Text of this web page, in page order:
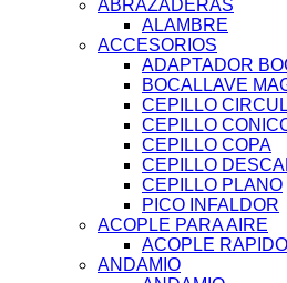
ABRAZADERAS
ALAMBRE
ACCESORIOS
ADAPTADOR
BOCALLAVE
CEPILLO
CEPILLO
CEPILLO COPA
CEPILLO
CEPILLO PLANO
PICO INFALDOR
ACOPLE PARA AIRE
ACOPLE RAPIDO
ANDAMIO